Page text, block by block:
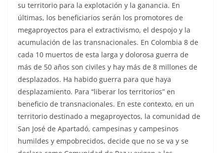
su territorio para la explotación y la ganancia. En
últimas, los beneficiarios serán los promotores de
megaproyectos para el extractivismo, el despojo y la
acumulación de las transnacionales. En Colombia 8 de
cada 10 muertos de esta larga y dolorosa guerra de
más de 50 años son civiles y hay más de 8 millones de
desplazados. Ha habido guerra para que haya
desplazamiento. Para “liberar los territorios” en
beneficio de transnacionales. En este contexto, en un
territorio destinado a megaproyectos, la comunidad de
San José de Apartadó, campesinas y campesinos
humildes y empobrecidos, decide que no se va y se